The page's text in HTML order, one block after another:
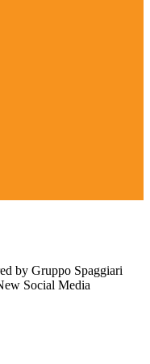
by Gruppo Spaggiari
Social Media